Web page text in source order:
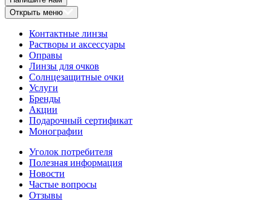
Открыть меню
Контактные линзы
Растворы и аксессуары
Оправы
Линзы для очков
Солнцезащитные очки
Услуги
Бренды
Акции
Подарочный сертификат
Монографии
Уголок потребителя
Полезная информация
Новости
Частые вопросы
Отзывы